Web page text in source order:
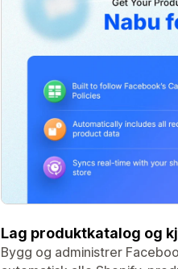
Lag produktkatalog og
Bygg og administrer